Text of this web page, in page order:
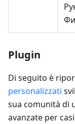
Plugin
Di seguito è
personalizzati
sua comunità di
avanzate per